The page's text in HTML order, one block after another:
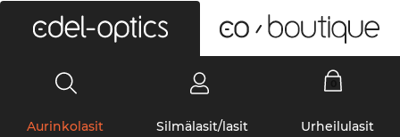
Aurinkolasit Silmälasit/lasit Urheilulasit